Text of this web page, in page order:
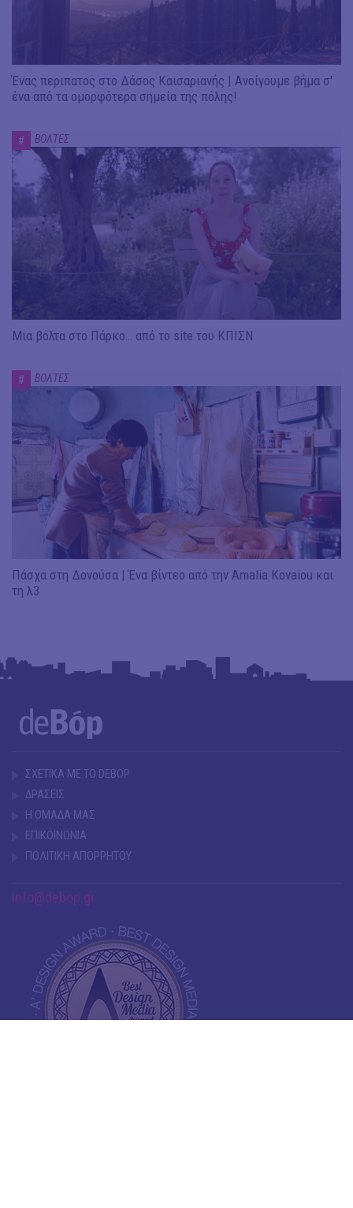
Ένας περιπατος στο Δάσος Καισαριανής | Ανοίγουμε βήμα σ'
ένα από τα ομορφότερα σημεία της πόλης!
# ΒΟΛΤΕΣ
Μια βόλτα στο Πάρκο… από το site του ΚΠΙΣΝ
# ΒΟΛΤΕΣ
Πάσχα στη Δονούσα | Ένα βίντεο από την Amalia Kovaiou και
τη λ3
ΣΧΕΤΙΚΑ ΜΕ ΤΟ DEBOP
ΔΡΑΣΕΙΣ
Η ΟΜΑΔΑ ΜΑΣ
ΕΠΙΚΟΙΝΩΝΙΑ
ΠΟΛΙΤΙΚΗ ΑΠΟΡΡΗΤΟΥ
info@debop.gr